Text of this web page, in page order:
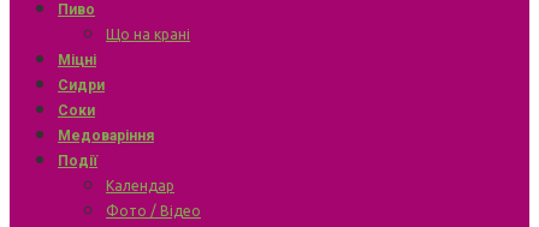
Пиво
Що на крані
Міцні
Сидри
Соки
Медоваріння
Події
Календар
Фото / Відео